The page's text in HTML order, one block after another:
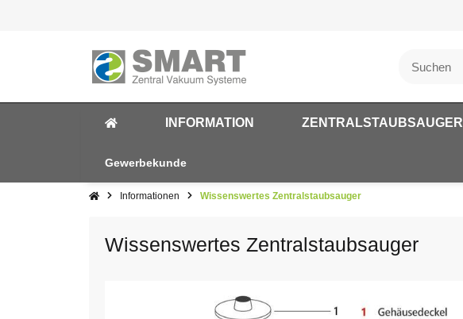
INFORMATION ZENTRALSTAUBSAUGER
Gewerbekunde
Informationen Wissenswertes Zentralstaubsauger
Wissenswertes Zentralstaubsauger